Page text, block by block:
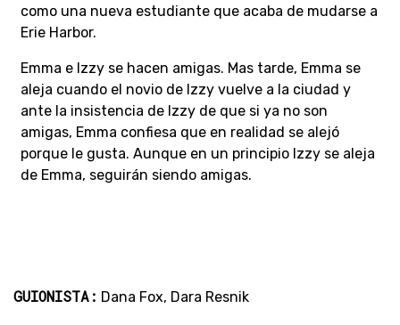
como una nueva estudiante que acaba de mudarse a
Erie Harbor.
Emma e Izzy se hacen amigas. Mas tarde, Emma se
aleja cuando el novio de Izzy vuelve a la ciudad y
ante la insistencia de Izzy de que si ya no son
amigas, Emma confiesa que en realidad se alejó
porque le gusta. Aunque en un principio Izzy se aleja
de Emma, seguirán siendo amigas.
GUIONISTA: Dana Fox, Dara Resnik